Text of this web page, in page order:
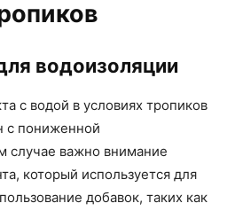
водоизоляции
с водой в условиях тропиков
с пониженной
случае важно внимание
который используется для
добавок, таких как